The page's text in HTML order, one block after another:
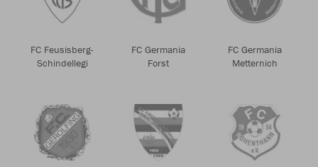
FC Feusisberg-
Schindellegi
FC Germania
Forst
FC Germania
Metternich